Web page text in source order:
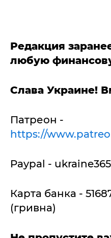
Редакция
любую
Слава Украине!
Патреон -
https://
Paypal -
Карта банка -
(гривна)